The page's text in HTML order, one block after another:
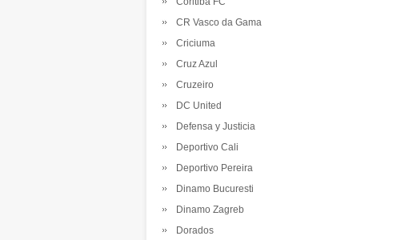
CR Vasco da Gama
Criciuma
Cruz Azul
Cruzeiro
DC United
Defensa y Justicia
Deportivo Cali
Deportivo Pereira
Dinamo Bucuresti
Dinamo Zagreb
Dorados